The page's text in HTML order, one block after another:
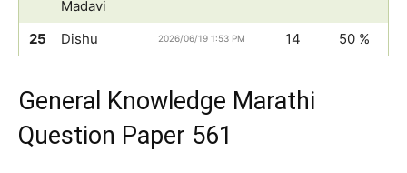
Madavi
25 Dishu 2026/06/19 1:53 PM 14 50 %
General Knowledge Marathi
Question Paper 561